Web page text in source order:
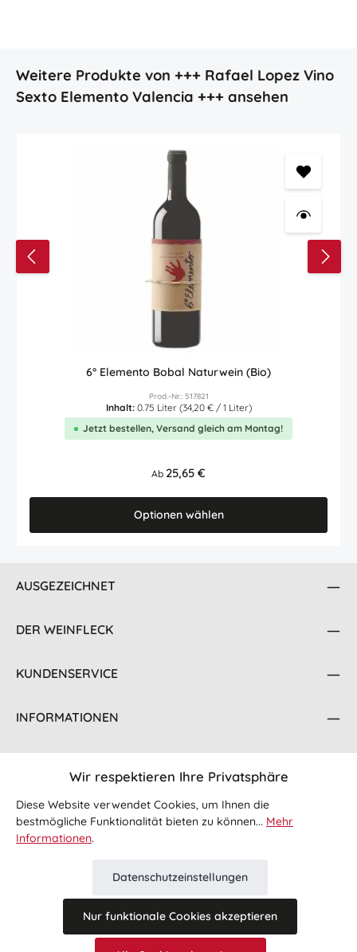
Produktgalerie überspringen
Weitere Produkte von +++ Rafael Lopez Vino
Sexto Elemento Valencia +++ ansehen
6° Elemento Bobal Naturwein (Bio)
Prod.-Nr.: 517821
Inhalt: 0.75 Liter (34,20 € / 1 Liter)
Jetzt bestellen, Versand gleich am Montag!
Regulärer Preis:
Ab 25,65 €
Optionen wählen
AUSGEZEICHNET
DER WEINFLECK
KUNDENSERVICE
INFORMATIONEN
FOLGE UNS
Alle Preise inkl. gesetzl. Mehrwertsteuer zzgl.Versandkosten
Wir respektieren Ihre Privatsphäre
Diese Website verwendet Cookies, um Ihnen die
bestmögliche Funktionalität bieten zu können... Mehr
Informationen.
Datenschutzeinstellungen
Nur funktionale Cookies akzeptieren